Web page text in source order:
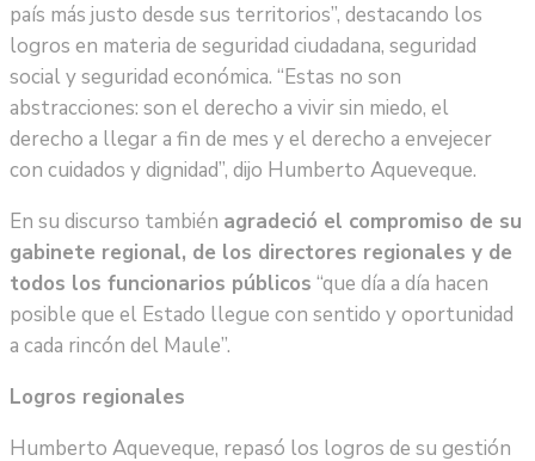
país más justo desde sus territorios”, destacando los
logros en materia de seguridad ciudadana, seguridad
social y seguridad económica. “Estas no son
abstracciones: son el derecho a vivir sin miedo, el
derecho a llegar a fin de mes y el derecho a envejecer
con cuidados y dignidad”, dijo Humberto Aqueveque.
En su discurso también agradeció el compromiso de su
gabinete regional, de los directores regionales y de
todos los funcionarios públicos “que día a día hacen
posible que el Estado llegue con sentido y oportunidad
a cada rincón del Maule”.
Logros regionales
Humberto Aqueveque, repasó los logros de su gestión